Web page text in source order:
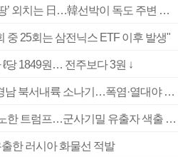
[속보] 여전히 ‘독도는 우리땅’ 외치는 日…韓선박이 독도 주변 해양조사 활동하자 반발
중 25회는 삼전닉스 ETF 이후 발생"
당 1849원… 전주보다 3원 ↓
부산 울산 경남 구름 많고 경남 북서내륙 소나기…폭염·열대야 계속
‘탄약 부족 사태’ 보도에 격노한 트럼프…군사기밀 유출자 색출 지시
한 러시아 화물선 적발